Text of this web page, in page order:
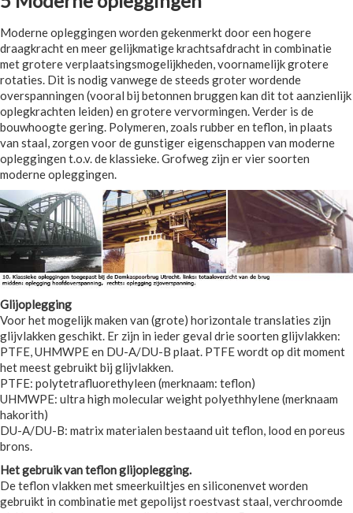
Moderne opleggingen worden gekenmerkt door een hogere
draagkracht en meer gelijkmatige krachtsafdracht in combinatie
met grotere verplaatsingsmogelijkheden, voornamelijk grotere
rotaties. Dit is nodig vanwege de steeds groter wordende
overspanningen (vooral bij betonnen bruggen kan dit tot aanzienlijk
oplegkrachten leiden) en grotere vervormingen. Verder is de
bouwhoogte gering. Polymeren, zoals rubber en teflon, in plaats
van staal, zorgen voor de gunstiger eigenschappen van moderne
opleggingen t.o.v. de klassieke. Grofweg zijn er vier soorten
moderne opleggingen.
Glijoplegging
Voor het mogelijk maken van (grote) horizontale translaties zijn
glijvlakken geschikt. Er zijn in ieder geval drie soorten glijvlakken:
PTFE, UHMWPE en DU-A/DU-B plaat. PTFE wordt op dit moment
het meest gebruikt bij glijvlakken.
PTFE: polytetrafluorethyleen (merknaam: teflon)
UHMWPE: ultra high molecular weight polyethhylene (merknaam
hakorith)
DU-A/DU-B: matrix materialen bestaand uit teflon, lood en poreus
brons.
Het gebruik van teflon glijoplegging.
De teflon vlakken met smeerkuiltjes en siliconenvet worden
gebruikt in combinatie met gepolijst roestvast staal, verchroomde